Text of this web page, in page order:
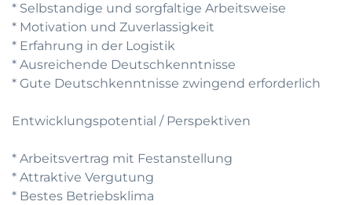
* Selbstandige und sorgfaltige Arbeitsweise
* Motivation und Zuverlassigkeit
* Erfahrung in der Logistik
* Ausreichende Deutschkenntnisse
* Gute Deutschkenntnisse zwingend erforderlich
Entwicklungspotential / Perspektiven
* Arbeitsvertrag mit Festanstellung
* Attraktive Vergutung
* Bestes Betriebsklima